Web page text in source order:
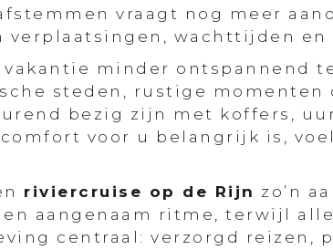
vraagt nog meer
verplaatsingen, wachttijden en
minder ontspannend
steden, rustige momenten
bezig zijn met koffers,
voor u belangrijk is,
riviercruise op de Rijn zo’n
en aangenaam ritme, terwijl
centraal: verzorgd reizen,